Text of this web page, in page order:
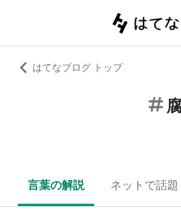
はてなブログ トップ
言葉の解説 ネットで話題